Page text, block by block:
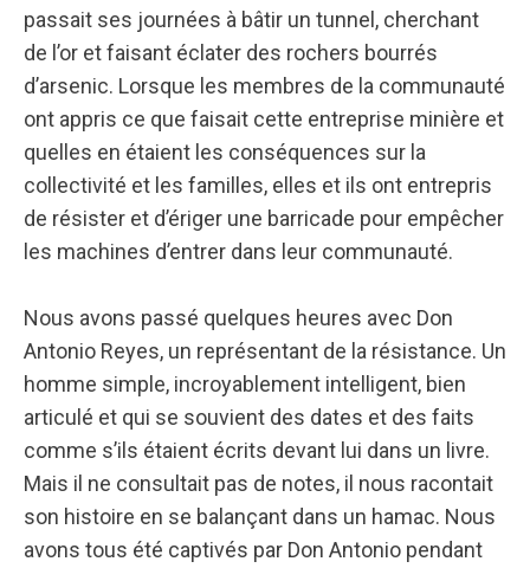
passait ses journées à bâtir un tunnel, cherchant
de l’or et faisant éclater des rochers bourrés
d’arsenic. Lorsque les membres de la communauté
ont appris ce que faisait cette entreprise minière et
quelles en étaient les conséquences sur la
collectivité et les familles, elles et ils ont entrepris
de résister et d’ériger une barricade pour empêcher
les machines d’entrer dans leur communauté.
Nous avons passé quelques heures avec Don
Antonio Reyes, un représentant de la résistance. Un
homme simple, incroyablement intelligent, bien
articulé et qui se souvient des dates et des faits
comme s’ils étaient écrits devant lui dans un livre.
Mais il ne consultait pas de notes, il nous racontait
son histoire en se balançant dans un hamac. Nous
avons tous été captivés par Don Antonio pendant